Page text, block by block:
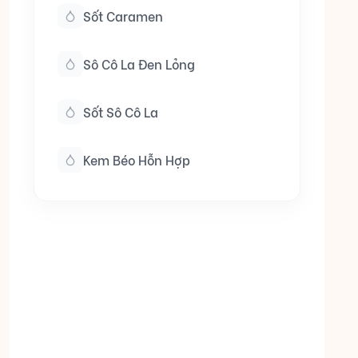
Sốt Caramen
Sô Cô La Đen Lỏng
Sốt Sô Cô La
Kem Béo Hỗn Hợp